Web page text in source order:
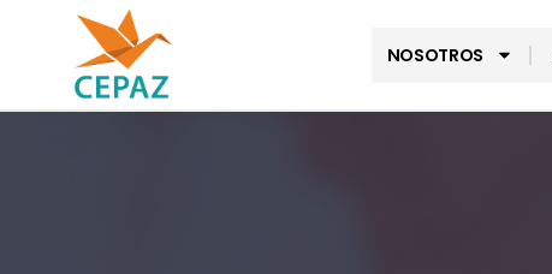
NOSOTROS